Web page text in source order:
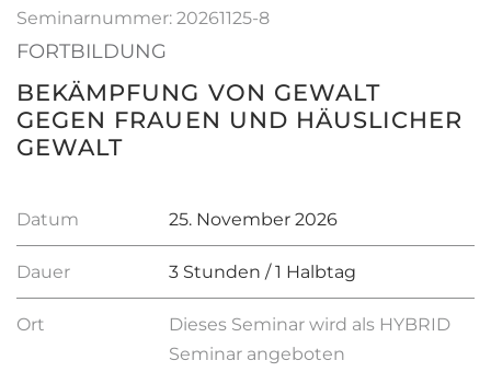
Seminarnummer: 20261125-8
FORTBILDUNG
BEKÄMPFUNG VON GEWALT
GEGEN FRAUEN UND HÄUSLICHER
GEWALT
Datum 25. November 2026
Dauer 3 Stunden / 1 Halbtag
Ort
Dieses Seminar wird als HYBRID
Seminar angeboten